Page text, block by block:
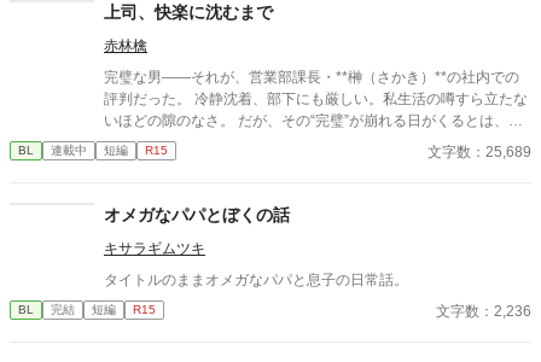
上司、快楽に沈むまで
赤林檎
完璧な男――それが、営業部課長・**榊（さかき）**の社内での
評判だった。 冷静沈着、部下にも厳しい。私生活の噂すら立たな
いほどの隙のなさ。 だが、その“完璧”が崩れる日がくるとは、誰
も想像していなかった。 入社三年目の篠原は、榊の直属の部下。
真面目だが強気で、どこか挑発的な笑みを浮かべる青年。 ある
原は上司に向かって、いつもの穏やかな口調を崩した。「……そ
んな顔、部下には見せないんですね」 疲労で僅かに緩んだ榊の表
情。 その弱さを見逃さず、篠原はデスク越しに距離を詰める。
「強がらなくていいですよ。俺の前では、もう」 指先が榊のネク
た。 拒むことも、許すこともできないまま、 彼は“部下”の手によ
BL 連載中 短編 R15 文字数：25,689
オメガなパパとぼくの話
キサラギムツキ
タイトルのままオメガなパパと息子の日常話。
BL 完結 短編 R15 文字数：2,236